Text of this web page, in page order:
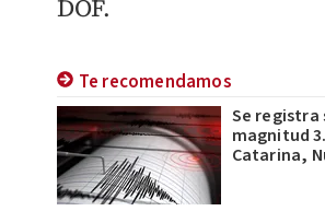
DOF.
Te recomendamos
Se registra
magnitud
Catarina,